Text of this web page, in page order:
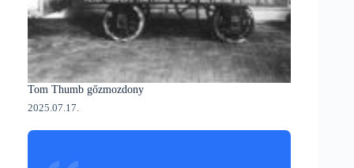
Tom Thumb gőzmozdony
2025.07.17.